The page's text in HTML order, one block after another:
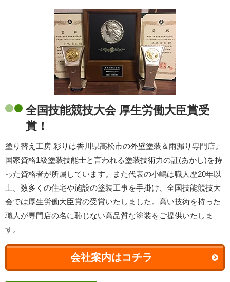
全国技能競技大会 厚生労働大臣賞受
賞！
塗り替え工房 彩りは香川県高松市の外壁塗装＆雨漏り専門店。
国家資格1級塗装技能士と言われる塗装技術力の証(あかし)を持
った資格者が所属しています。また代表の小嶋は職人歴20年以
上。数多くの住宅や施設の塗装工事を手掛け、全国技能競技大
会では厚生労働大臣賞の受賞いたしました。高い技術を持った
職人が専門店の名に恥じない高品質な塗装をご提供いたしま
す。
会社案内はコチラ